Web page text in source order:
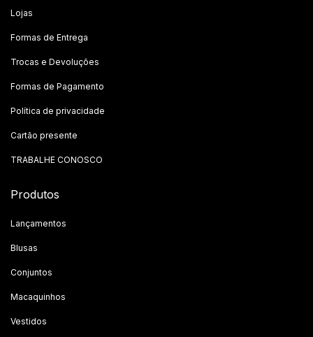
Lojas
Formas de Entrega
Trocas e Devoluções
Formas de Pagamento
Política de privacidade
Cartão presente
TRABALHE CONOSCO
Produtos
Lançamentos
Blusas
Conjuntos
Macaquinhos
Vestidos